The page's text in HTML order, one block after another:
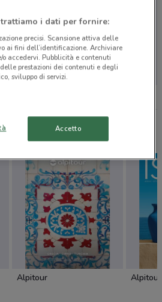
negozi nelle vicinanze
Alpitour Alpitour
i dati per fornire:
precisi. Scansione attiva delle
ai fini dell’identificazione. Archiviare
accedervi. Pubblicità e contenuti
prestazioni dei contenuti e degli
sviluppo di servizi.
Accetto